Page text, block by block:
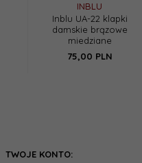
INBLU
Inblu UA-22 klapki
damskie brązowe
miedziane
75,00 PLN
TWOJE KONTO: